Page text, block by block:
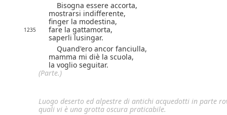
Bisogna essere accorta,
mostrarsi indifferente,
finger la modestina,
1235
fare la gattamorta,
saperli lusingar.
Quand'ero ancor fanciulla,
mamma mi diè la scuola,
la voglio seguitar.
(Parte.)
Luogo deserto ed alpestre di antichi acquedotti in parte
quali vi è una grotta oscura praticabile.